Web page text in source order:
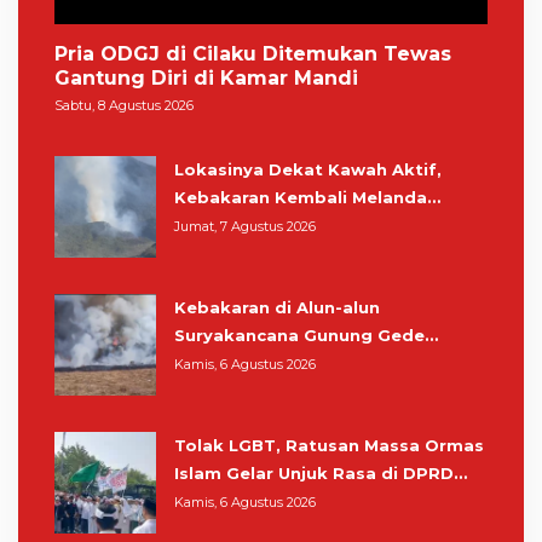
Pria ODGJ di Cilaku Ditemukan Tewas
Gantung Diri di Kamar Mandi
Sabtu, 8 Agustus 2026
Lokasinya Dekat Kawah Aktif,
Kebakaran Kembali Melanda
Kawasan Gunung Gede Pangrango
Jumat, 7 Agustus 2026
Kebakaran di Alun-alun
Suryakancana Gunung Gede
Pangrango, Relawan dan Warga
Kamis, 6 Agustus 2026
Tolak LGBT, Ratusan Massa Ormas
Islam Gelar Unjuk Rasa di DPRD
Cianjur
Kamis, 6 Agustus 2026